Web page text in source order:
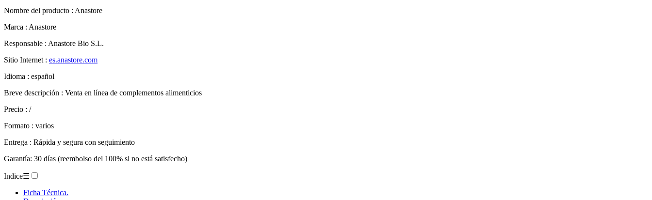
Nombre del producto : Anastore
Marca : Anastore
Responsable : Anastore Bio S.L.
Sitio Internet : es.anastore.com
Idioma : español
Breve descripción : Venta en línea de complementos alimenticios
Precio : /
Formato : varios
Entrega : Rápida y segura con seguimiento
Garantía: 30 días (reembolso del 100% si no está satisfecho)
Indice☰
Ficha Técnica.